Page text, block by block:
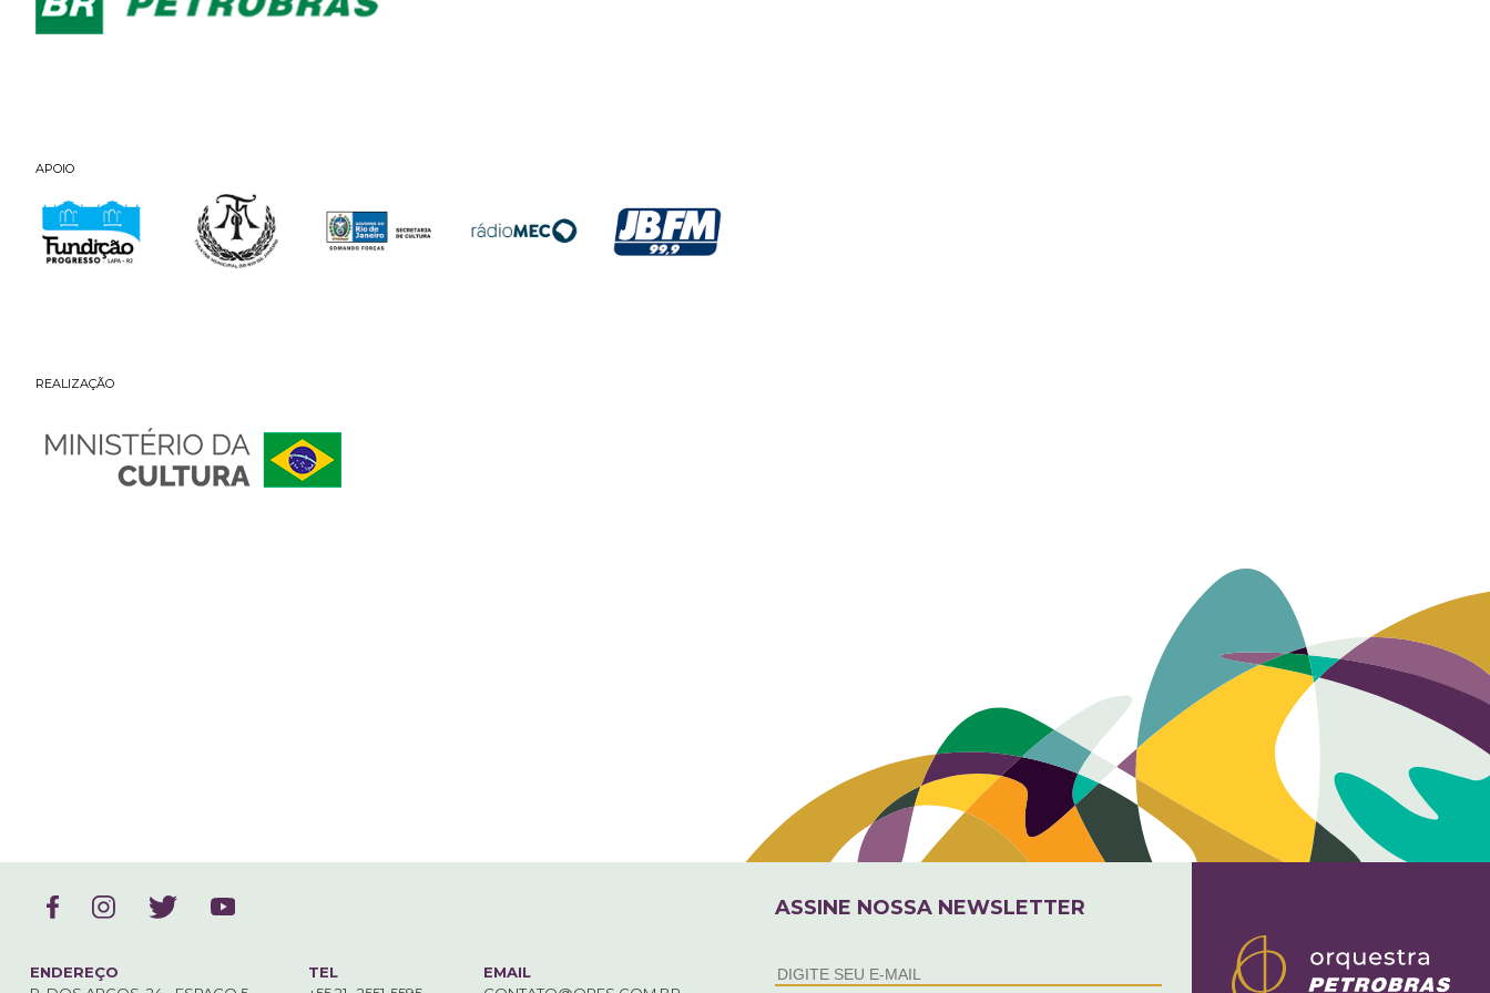
APOIO
REALIZAÇÃO
ENDEREÇO
TEL
EMAIL
ASSINE NOSSA NEWSLETTER